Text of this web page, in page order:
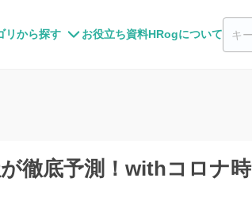
リから探す お役立ち資料HRogについて
徹底予測！withコロナ時